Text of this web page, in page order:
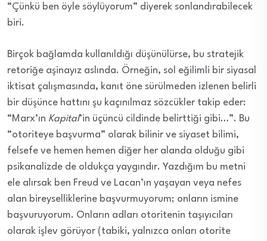
“Çünkü ben öyle söylüyorum” diyerek sonlandırabilecek
biri.
Birçok bağlamda kullanıldığı düşünülürse, bu stratejik
retoriğe aşinayız aslında. Örneğin, sol eğilimli bir siyasal
iktisat çalışmasında, kanıt öne sürülmeden izlenen belirli
bir düşünce hattını şu kaçınılmaz sözcükler takip eder:
“Marx’ın Kapital’in üçüncü cildinde belirttiği gibi…”. Bu
“otoriteye başvurma” olarak bilinir ve siyaset bilimi,
felsefe ve hemen hemen diğer her alanda olduğu gibi
psikanalizde de oldukça yaygındır. Yazdığım bu metni
ele alırsak ben Freud ve Lacan’ın yaşayan veya nefes
alan bireyselliklerine başvurmuyorum; onların ismine
başvuruyorum. Onların adları otoritenin taşıyıcıları
olarak işlev görüyor (tabiki, yalnızca onları otorite